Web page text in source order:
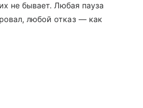
не бывает. Любая пауза
любой отказ — как